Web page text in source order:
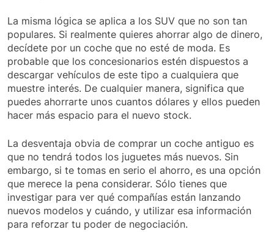
La misma lógica se aplica a los SUV que no son tan
populares. Si realmente quieres ahorrar algo de dinero,
decídete por un coche que no esté de moda. Es
probable que los concesionarios estén dispuestos a
descargar vehículos de este tipo a cualquiera que
muestre interés. De cualquier manera, significa que
puedes ahorrarte unos cuantos dólares y ellos pueden
hacer más espacio para el nuevo stock.
La desventaja obvia de comprar un coche antiguo es
que no tendrá todos los juguetes más nuevos. Sin
embargo, si te tomas en serio el ahorro, es una opción
que merece la pena considerar. Sólo tienes que
investigar para ver qué compañías están lanzando
nuevos modelos y cuándo, y utilizar esa información
para reforzar tu poder de negociación.